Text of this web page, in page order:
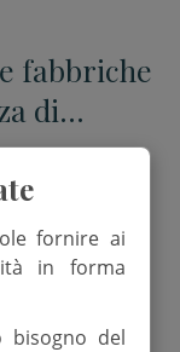
fabbriche
di
Donne
fornire ai
in forma
bisogno del